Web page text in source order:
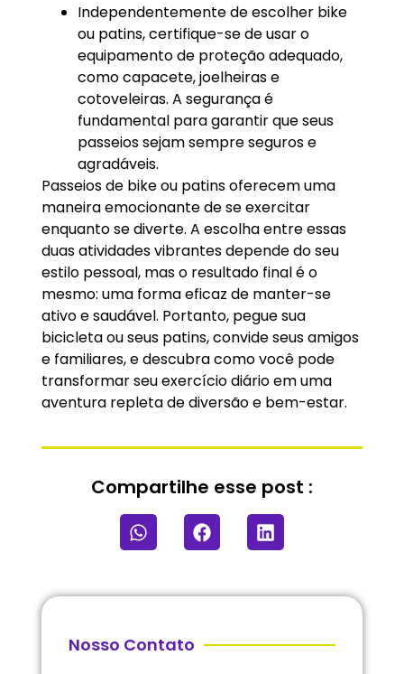
Independentemente de escolher bike
ou patins, certifique-se de usar o
equipamento de proteção adequado,
como capacete, joelheiras e
cotoveleiras. A segurança é
fundamental para garantir que seus
passeios sejam sempre seguros e
agradáveis.
Passeios de bike ou patins oferecem uma
maneira emocionante de se exercitar
enquanto se diverte. A escolha entre essas
duas atividades vibrantes depende do seu
estilo pessoal, mas o resultado final é o
mesmo: uma forma eficaz de manter-se
ativo e saudável. Portanto, pegue sua
bicicleta ou seus patins, convide seus amigos
e familiares, e descubra como você pode
transformar seu exercício diário em uma
aventura repleta de diversão e bem-estar.
Compartilhe esse post :
Nosso Contato